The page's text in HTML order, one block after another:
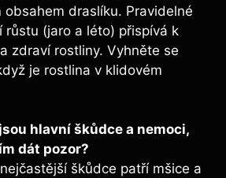
obsahem draslíku. Pravidelné
růstu (jaro a léto) přispívá k
zdraví rostliny. Vyhněte se
je rostlina v klidovém
hlavní škůdce a nemoci,
dát pozor?
škůdce patří mšice a